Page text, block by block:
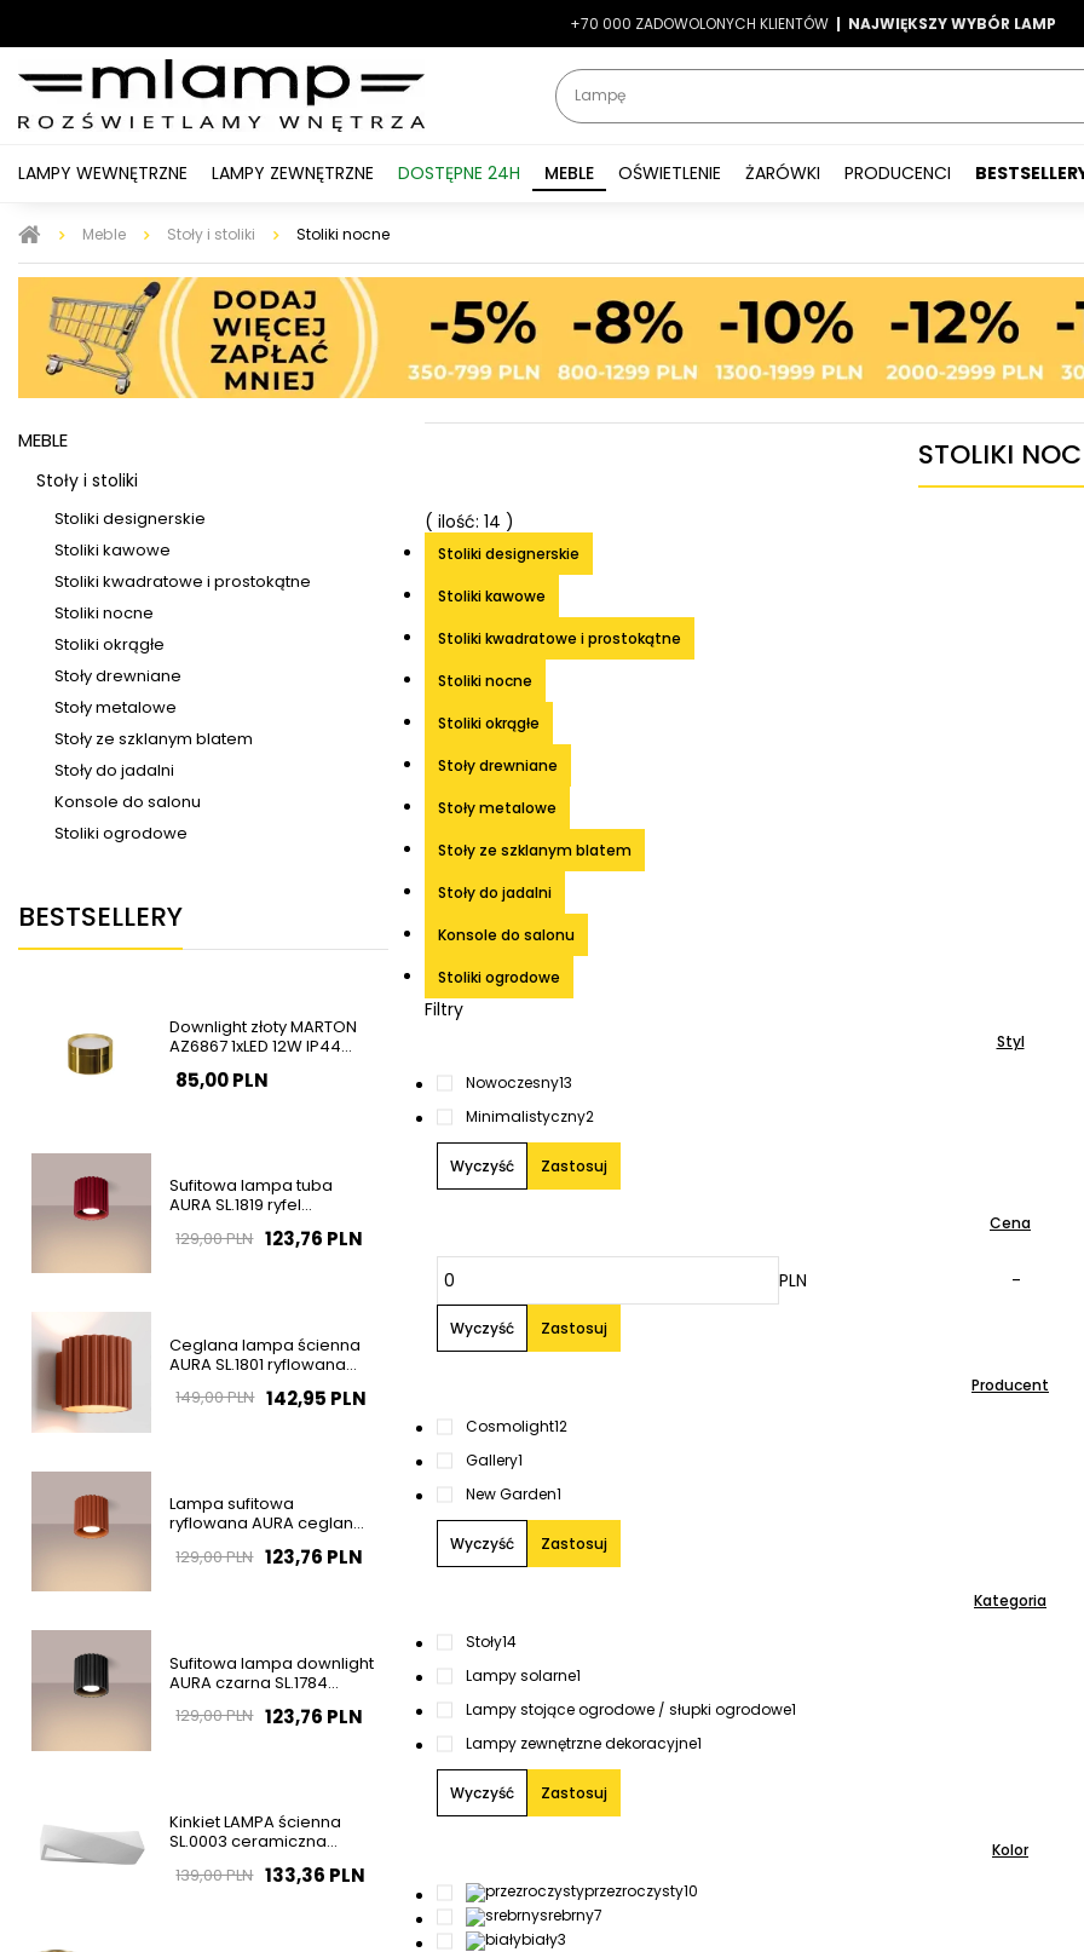
-7% LATO7
+70 000 ZADOWOLONYCH KLIENTÓW | NAJWIĘKSZY WYBÓR LAMP
| |
LAMPY WEWNĘTRZNE LAMPY ZEWNĘTRZNE DOSTĘPNE 24H MEBLE OŚWIETLENIE ŻARÓWKI PRODUCENCI
Meble Stoły i stoliki Stoliki nocne
MEBLE
Stoły i stoliki
Stoliki designerskie
Stoliki kawowe
Stoliki kwadratowe i prostokątne
Stoliki nocne
Stoliki okrągłe
Stoły drewniane
Stoły metalowe
Stoły ze szklanym blatem
Stoły do jadalni
Konsole do salonu
Stoliki ogrodowe
BESTSELLERY
Downlight złoty MARTON
AZ6867 1xLED 12W IP44
85,00 PLN
Sufitowa lampa tuba
AURA SL.1819 ryfel
123,76 PLN
129,00 PLN
Ceglana lampa ścienna
AURA SL.1801 ryflowana
142,95 PLN
149,00 PLN
Lampa sufitowa
ryflowana AURA ceglana
123,76 PLN
129,00 PLN
Sufitowa lampa downlight
AURA czarna SL.1784
123,76 PLN
129,00 PLN
Kinkiet LAMPA ścienna
SL.0003 ceramiczna
biała OUTLET133,36 PLN
139,00 PLN
STOLIKI
( ilość: 14 )
Stoliki designerskie
Stoliki kawowe
Stoliki kwadratowe i prostokątne
Stoliki nocne
Stoliki okrągłe
Stoły drewniane
Stoły metalowe
Stoły ze szklanym blatem
Stoły do jadalni
Konsole do salonu
Stoliki ogrodowe
Filtry
Styl
Nowoczesny13
Minimalistyczny2
Wyczyść Zastosuj
Cena
PLN -
Wyczyść Zastosuj
Producent
Cosmolight12
Gallery1
New Garden1
Wyczyść Zastosuj
Kategoria
Stoły14
Lampy solarne1
Lampy stojące ogrodowe / słupki ogrodowe1
Lampy zewnętrzne dekoracyjne1
Wyczyść Zastosuj
Kolor
przezroczysty10
srebrny7
biały3